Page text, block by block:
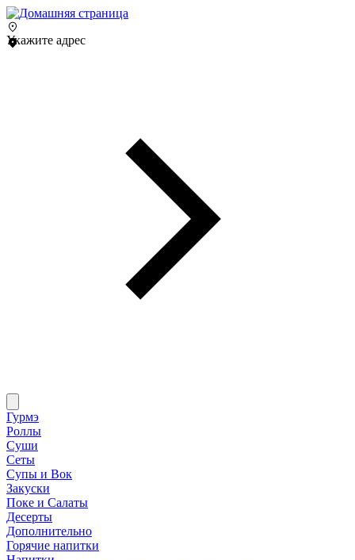
Укажите адрес
Гурмэ
Роллы
Суши
Сеты
Супы и Вок
Закуски
Поке и Салаты
Десерты
Дополнительно
Горячие напитки